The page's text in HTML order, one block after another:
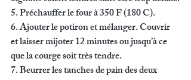
5. Préchauffer le four à 350 F (180 C).
6. Ajouter le potiron et mélanger. Couvrir
et laisser mijoter 12 minutes ou jusqu’à ce
que la courge soit très tendre.
7. Beurrer les tanches de pain des deux